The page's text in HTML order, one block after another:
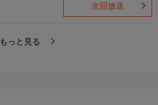
次回放送
もっと見る